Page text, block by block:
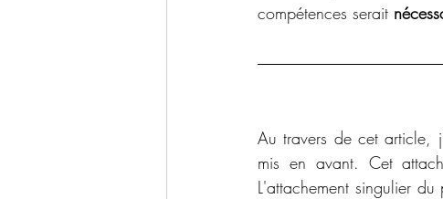
compétences serait
Au travers de cet article,
mis en avant. Cet
L'attachement singulier